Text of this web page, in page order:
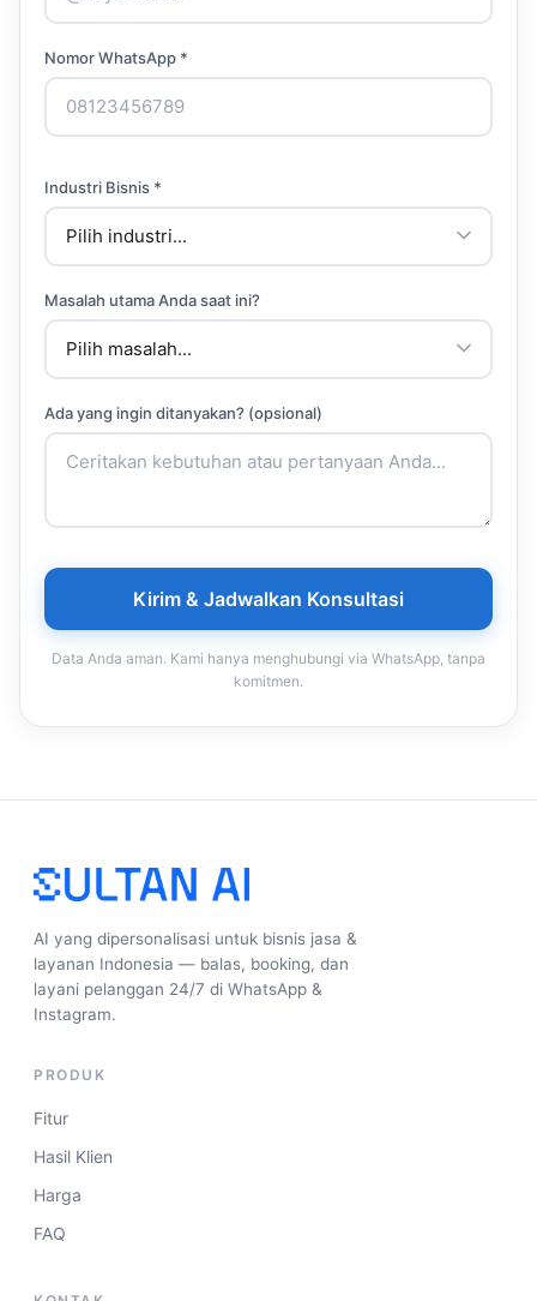
Nomor WhatsApp *
Industri Bisnis *
Masalah utama Anda saat ini?
Ada yang ingin ditanyakan? (opsional)
Kirim & Jadwalkan Konsultasi
Data Anda aman. Kami hanya menghubungi via WhatsApp, tanpa
komitmen.
AI yang dipersonalisasi untuk bisnis jasa &
layanan Indonesia — balas, booking, dan
layani pelanggan 24/7 di WhatsApp &
Instagram.
PRODUK
Fitur
Hasil Klien
Harga
FAQ